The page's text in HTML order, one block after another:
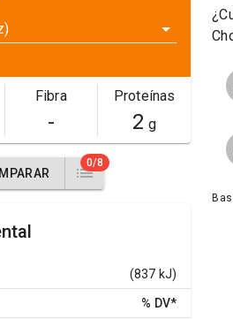
Fibra
-
Proteínas
2 g
0/8
(837 kJ)
% DV*